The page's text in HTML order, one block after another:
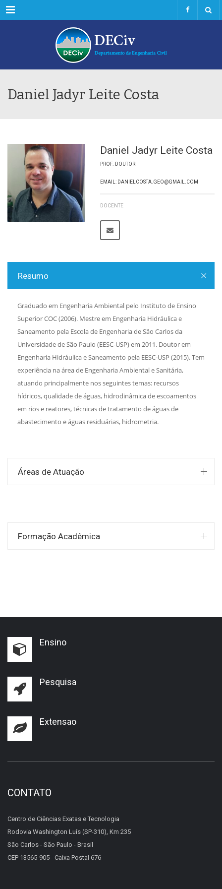
Menu
Daniel Jadyr Leite Costa
Daniel Jadyr Leite Costa
PROF. DOUTOR
EMAIL: DANIELCOSTA.GEO@GMAIL.COM
DOCENTE
Resumo
Graduado em Engenharia Ambiental pelo Instituto de Ensino
Superior COC (2006). Mestre em Engenharia Hidráulica e
Saneamento pela Escola de Engenharia de São Carlos da
Universidade de São Paulo (EESC-USP) em 2011. Doutor em
Engenharia Hidráulica e Saneamento pela EESC-USP (2015). Tem
experiência na área de Engenharia Ambiental e Sanitária,
atuando principalmente nos seguintes temas: recursos
hídricos, qualidade de águas, hidrodinâmica de escoamentos
em rios e reatores, técnicas de tratamento de águas de
abastecimento e águas residuárias, hidrometria.
Áreas de Atuação
Formação Acadêmica
Ensino
Pesquisa
Extensao
CONTATO
Centro de Ciências Exatas e Tecnologia
Rodovia Washington Luís (SP-310), Km 235
São Carlos - São Paulo - Brasil
CEP 13565-905 - Caixa Postal 676